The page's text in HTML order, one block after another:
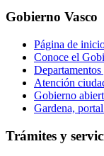
Gobierno Vasco
Página de
Conoce el
Atención
Gobierno
Gardena,
Trámites y